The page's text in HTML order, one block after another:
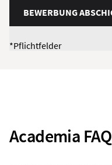
BEWERBUNG
*Pflichtfelder
Academia